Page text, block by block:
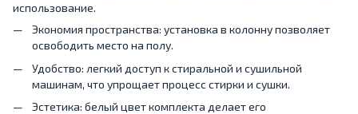
использование.
Экономия пространства: установка в колонну позволяет
освободить место на полу.
Удобство: легкий доступ к стиральной и сушильной
машинам, что упрощает процесс стирки и сушки.
Эстетика: белый цвет комплекта делает его